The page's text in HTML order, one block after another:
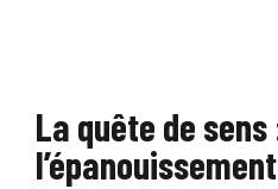
La quête de sens